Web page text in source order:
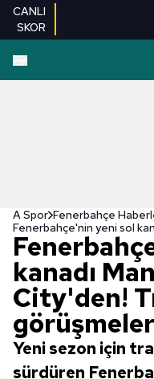
CANLI
SKOR
A Spor Fenerbahçe
kanadı
City'den!
Yeni sezon için
sürdüren